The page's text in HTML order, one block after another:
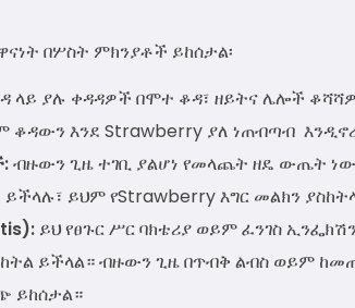
በሦስት ምክንያቶች ይከሰታል፡
ላይ ያሉ ቀዳዳዎች በሞተ ቆዳ፣ ዘይትና ሌሎች
ቆዳውን እንደ Strawberry ያለ ነጠብጣብ
ብዙውን ጊዜ ተገቢ ያልሆነ የመላጨት ዘዴ ውጤት
ይህም የStrawberry እግር መልክን
ይህ የፀጉር ሥር ባክቴሪያ ወይም ፈንገስ
ይችላል። ብዙውን ጊዜ በጥብቅ ልብስ ወይም
ይከሰታል።